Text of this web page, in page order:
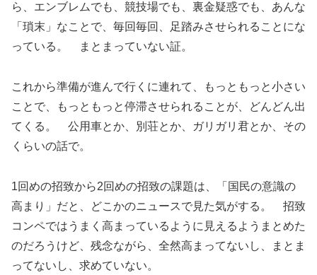
ら、エンブレムでも、競技場でも、裏金疑惑でも、あんな
「瑣末」なことで、毎回毎回、足踏みさせられることにな
っている。 まとまっていない証。
これから準備が進んで行くに連れて、もっともっと小さい
ことで、もっともっと停滞させられることが、どんどん出
てくる。 公用車とか、別荘とか、ガリガリ君とか、その
くらいの話で。
1回めの招致から2回めの招致の課題は、「国民の意識の
高まり」だと、どこかのニュースで見た気がする。 招致
コンペではうまく高まっているように見えるようまとめた
のだろうけど、残念ながら、全然高まってないし、まとま
ってないし、求めていない。